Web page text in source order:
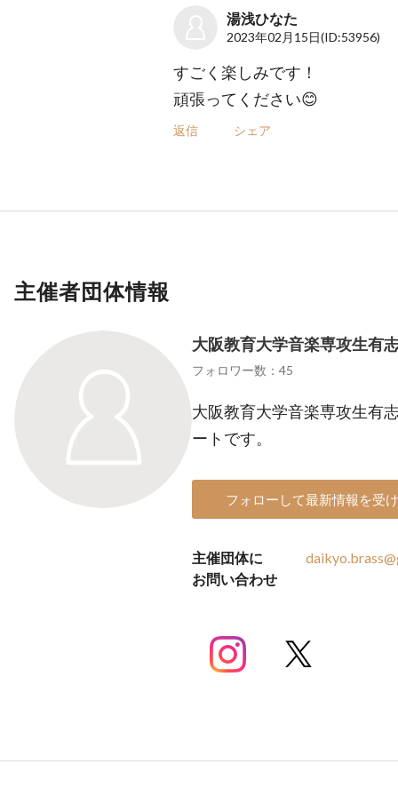
湯浅ひなた
2023年02月15日(ID:53956)
すごく楽しみです！
頑張ってください😊
返信 シェア
主催者団体情報
大阪教育大学音楽専攻生有
フォロワー数：45
大阪教育大学音楽専攻生有
ートです。
フォローして最新情報を受
主催団体に
お問い合わせ